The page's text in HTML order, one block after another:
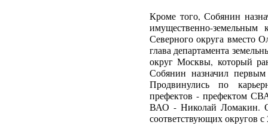
Кроме того, Собянин
имущественно-земельным
Северного округа вместо
глава департамента
округ Москвы, который
Собянин назначил
Продвинулись по
префектов - префектом
ВАО - Николай Ломакин.
соответствующих округов с